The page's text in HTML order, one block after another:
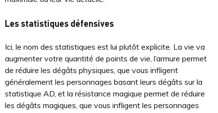
Les statistiques défensives
Ici, le nom des statistiques est lui plutôt explicite. La vie va
augmenter votre quantité de points de vie, l’armure permet
de réduire les dégâts physiques, que vous infligent
généralement les personnages basant leurs dégâts sur la
statistique AD, et la résistance magique permet de réduire
les dégâts magiques, que vous infligent les personnages